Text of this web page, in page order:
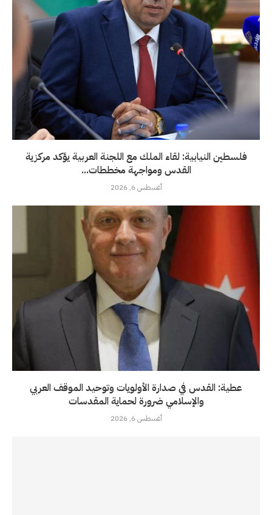
فلسطين النيابية: لقاء الملك مع اللجنة العربية يؤكد مركزية
القدس ومواجهة مخططات...
أغسطس 6, 2026
عطية: القدس في صدارة الأولويات وتوحيد الموقف العربي
والإسلامي ضرورة لحماية المقدسات
أغسطس 6, 2026